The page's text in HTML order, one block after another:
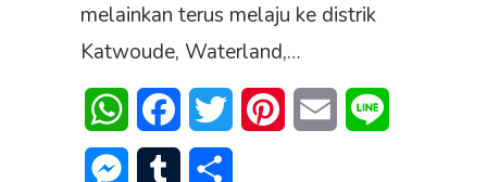
melainkan terus melaju ke distrik
Katwoude, Waterland,…
WhatsAppFacebookTwitter PinterestEmail
Messenger
Tumblr